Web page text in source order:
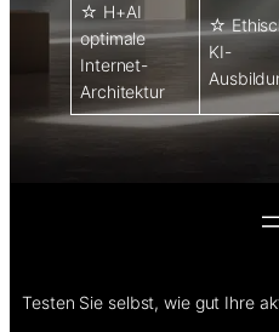
☆ H+AI
optimale
Internet-
Architektur
☆
KI-
Testen Sie selbst, wie gut Ihre